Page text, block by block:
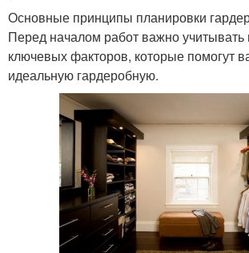
Основные принципы планировки
Перед началом работ важно учитывать
ключевых факторов, которые помогут
идеальную гардеробную.